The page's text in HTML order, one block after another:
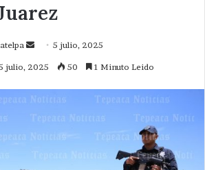
Send5 julio, 2025
julio, 2025 50 1 Minuto Leido